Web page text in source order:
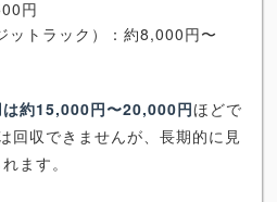
円
ットラック）：約8,000円〜
は約15,000円〜20,000円ほどで
回収できませんが、長期的に見
ます。